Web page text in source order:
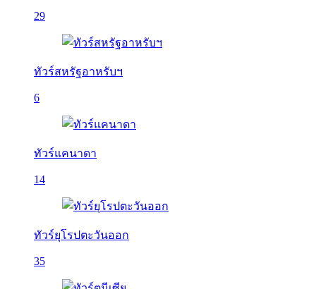
29
ทัวร์สหรัฐอาหรับฯ
6
ทัวร์แคนาดา
14
ทัวร์ยุโรปตะวันออก
35